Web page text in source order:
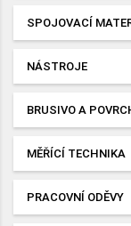
SPOJOVACÍ
NÁSTROJE
BRUSIVO A
MĚŘÍCÍ TECHNIKA
PRACOVNÍ ODĚVY